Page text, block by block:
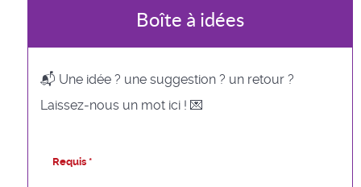
Boîte à idées
📬 Une idée ? une suggestion ? un retour ?
Laissez-nous un mot ici ! 💌
Requis *